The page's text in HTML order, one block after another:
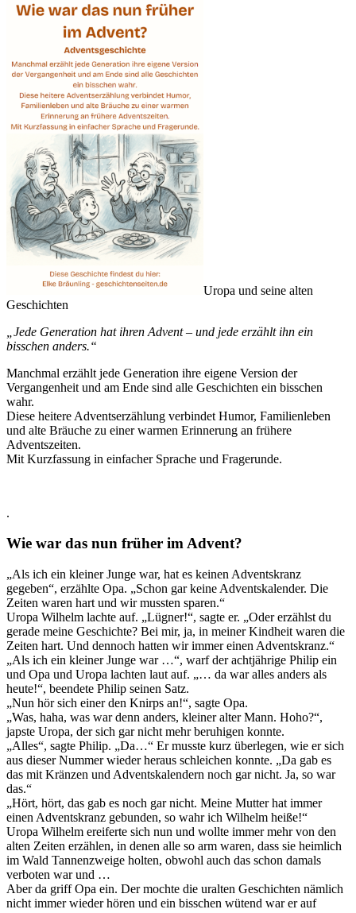
Uropa und seine alten
Geschichten
„Jede Generation hat ihren Advent – und jede erzählt ihn ein
bisschen anders.“
Manchmal erzählt jede Generation ihre eigene Version der
Vergangenheit und am Ende sind alle Geschichten ein bisschen
wahr.
Diese heitere Adventserzählung verbindet Humor, Familienleben
und alte Bräuche zu einer warmen Erinnerung an frühere
Adventszeiten.
Mit Kurzfassung in einfacher Sprache und Fragerunde.
.
Wie war das nun früher im Advent?
„Als ich ein kleiner Junge war, hat es keinen Adventskranz
gegeben“, erzählte Opa. „Schon gar keine Adventskalender. Die
Zeiten waren hart und wir mussten sparen.“
Uropa Wilhelm lachte auf. „Lügner!“, sagte er. „Oder erzählst du
gerade meine Geschichte? Bei mir, ja, in meiner Kindheit waren die
Zeiten hart. Und dennoch hatten wir immer einen Adventskranz.“
„Als ich ein kleiner Junge war …“, warf der achtjährige Philip ein
und Opa und Uropa lachten laut auf. „… da war alles anders als
heute!“, beendete Philip seinen Satz.
„Nun hör sich einer den Knirps an!“, sagte Opa.
„Was, haha, was war denn anders, kleiner alter Mann. Hoho?“,
japste Uropa, der sich gar nicht mehr beruhigen konnte.
„Alles“, sagte Philip. „Da…“ Er musste kurz überlegen, wie er sich
aus dieser Nummer wieder heraus schleichen konnte. „Da gab es
das mit Kränzen und Adventskalendern noch gar nicht. Ja, so war
das.“
„Hört, hört, das gab es noch gar nicht. Meine Mutter hat immer
einen Adventskranz gebunden, so wahr ich Wilhelm heiße!“
Uropa Wilhelm ereiferte sich nun und wollte immer mehr von den
alten Zeiten erzählen, in denen alle so arm waren, dass sie heimlich
im Wald Tannenzweige holten, obwohl auch das schon damals
verboten war und …
Aber da griff Opa ein. Der mochte die uralten Geschichten nämlich
nicht immer wieder hören und ein bisschen wütend war er auf